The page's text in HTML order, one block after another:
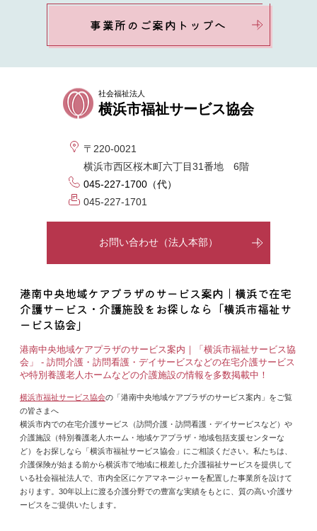
事業所のご案内トップへ
社会福祉法人
横浜市福祉サービス協会
〒220-0021
横浜市西区桜木町六丁目31番地 6階
045-227-1700（代）
045-227-1701
お問い合わせ（法人本部）
港南中央地域ケアプラザのサービス案内｜横浜で在宅
介護サービス・介護施設をお探しなら「横浜市福祉サ
ービス協会」
港南中央地域ケアプラザのサービス案内｜「横浜市福祉サービス協
会」 - 訪問介護・訪問看護・デイサービスなどの在宅介護サービス
や特別養護老人ホームなどの介護施設の情報を多数掲載中！
横浜市福祉サービス協会の「港南中央地域ケアプラザのサービス案内」をご覧
の皆さまへ
横浜市内での在宅介護サービス（訪問介護・訪問看護・デイサービスなど）や
介護施設（特別養護老人ホーム・地域ケアプラザ・地域包括支援センターな
ど）をお探しなら「横浜市福祉サービス協会」にご相談ください。私たちは、
介護保険が始まる前から横浜市で地域に根差した介護福祉サービスを提供して
いる社会福祉法人で、市内全区にケアマネージャーを配置した事業所を設けて
おります。30年以上に渡る介護分野での豊富な実績をもとに、質の高い介護サ
ービスをご提供いたします。